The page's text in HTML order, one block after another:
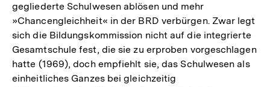
gegliederte Schulwesen ablösen und mehr
»Chancengleichheit« in der BRD verbürgen. Zwar legt
sich die Bildungskommission nicht auf die integrierte
Gesamtschule fest, die sie zu erproben vorgeschlagen
hatte (1969), doch empfiehlt sie, das Schulwesen als
einheitliches Ganzes bei gleichzeitig